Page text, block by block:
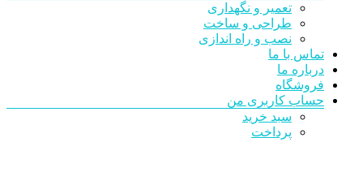
تعمیر و نگهداری
طراحی و ساخت
نصب و راه اندازی
تماس با ما
درباره ما
فروشگاه
حساب کاربری من
سبد خرید
پرداخت